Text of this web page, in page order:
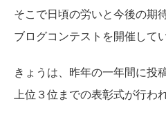
そこで日頃の労いと今後の期
ブログコンテストを開催して
きょうは、昨年の一年間に投
上位３位までの表彰式が行わ